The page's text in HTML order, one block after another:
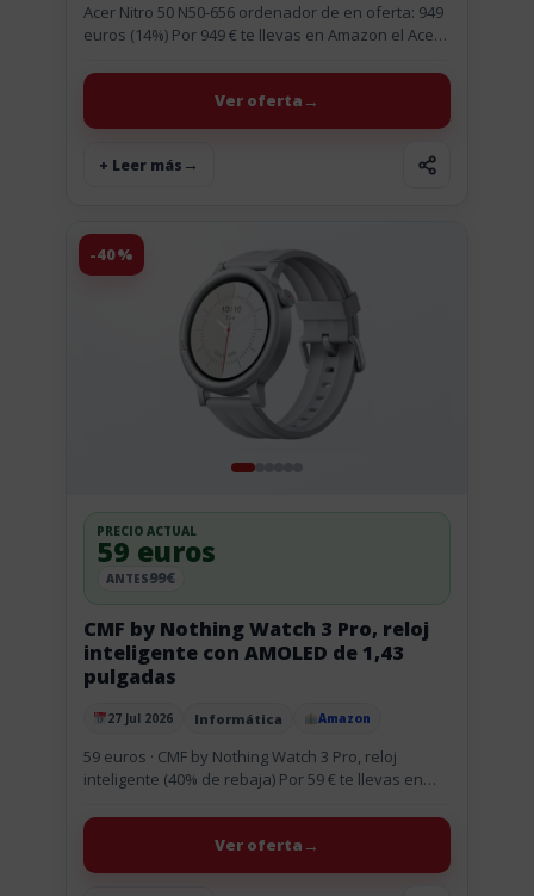
Acer Nitro 50 N50-656 ordenador de en oferta: 949
euros (14%) Por 949 € te llevas en Amazon el Acer
+ Leer más
Ver oferta
-40%
Publicado el
27 Jul 2026 Informática Amazon
CMF by Nothing Watch 3 Pro, reloj
inteligente con AMOLED de 1,43
pulgadas
PRECIO ACTUAL
59 euros
ANTES99€
59 euros · CMF by Nothing Watch 3 Pro, reloj
inteligente (40% de rebaja) Por 59 € te llevas en
Ver oferta